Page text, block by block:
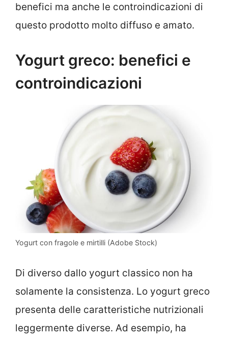
benefici ma anche le controindicazioni di
questo prodotto molto diffuso e amato.
Yogurt greco: benefici e
controindicazioni
Yogurt con fragole e mirtilli (Adobe Stock)
Di diverso dallo yogurt classico non ha
solamente la consistenza. Lo yogurt greco
presenta delle caratteristiche nutrizionali
leggermente diverse. Ad esempio, ha